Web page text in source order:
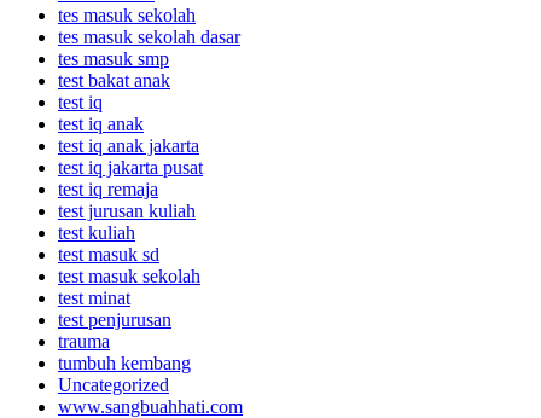
tes masuk sekolah
tes masuk sekolah dasar
tes masuk smp
test bakat anak
test iq
test iq anak
test iq anak jakarta
test iq jakarta pusat
test iq remaja
test jurusan kuliah
test kuliah
test masuk sd
test masuk sekolah
test minat
test penjurusan
trauma
tumbuh kembang
Uncategorized
www.sangbuahhati.com